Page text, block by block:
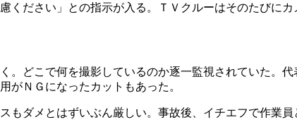
ださい」との指示が入る。ＴＶクルーはそのたびにカ
どこで何を撮影しているのか逐一監視されていた。
がＮＧになったカットもあった。
もダメとはずいぶん厳しい。事故後、イチエフで作業員